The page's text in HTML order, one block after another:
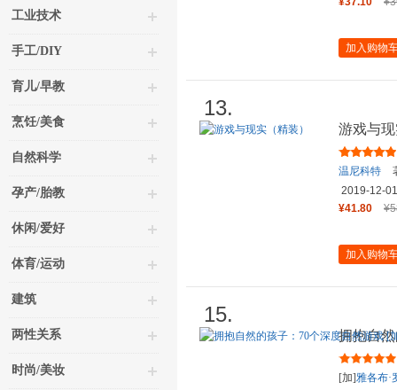
工业技术
手工/DIY
育儿/早教
烹饪/美食
自然科学
孕产/胎教
休闲/爱好
体育/运动
建筑
两性关系
时尚/美妆
加入购物
13.
游戏与
温尼科特
2019-12-01
¥41.80
加入购物
15.
拥抱自
雅各布·
[加]雅各布·